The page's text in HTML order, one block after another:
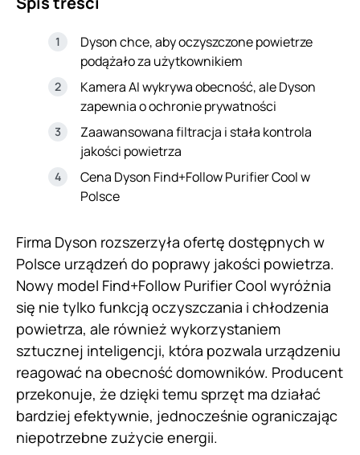
Dyson chce, aby oczyszczone powietrze
podążało za użytkownikiem
Kamera AI wykrywa obecność, ale Dyson
zapewnia o ochronie prywatności
Zaawansowana filtracja i stała kontrola
jakości powietrza
Cena Dyson Find+Follow Purifier Cool w
Polsce
Firma Dyson rozszerzyła ofertę dostępnych w
Polsce urządzeń do poprawy jakości powietrza.
Nowy model Find+Follow Purifier Cool wyróżnia
się nie tylko funkcją oczyszczania i chłodzenia
powietrza, ale również wykorzystaniem
sztucznej inteligencji, która pozwala urządzeniu
reagować na obecność domowników. Producent
przekonuje, że dzięki temu sprzęt ma działać
bardziej efektywnie, jednocześnie ograniczając
niepotrzebne zużycie energii.